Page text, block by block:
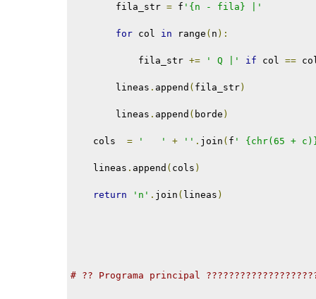
fila_str = f '{n - fila} |'
for col in range ( n ):
fila_str += ' Q |' if col ==
lineas . append ( fila_str)
lineas . append ( borde )
cols = '   ' + '' . join ( f ' {chr(65 +
lineas . append ( cols )
return 'n' . join ( lineas )
# ?? Programa principal